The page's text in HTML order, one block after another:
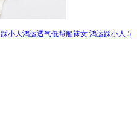
小人鸿运透气低帮船袜女 鸿运踩小人 5